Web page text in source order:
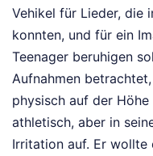
Vehikel für Lieder, die
konnten, und für ein
Teenager beruhigen
Aufnahmen
physisch auf der
athletisch, aber in
Irritation auf. Er wollte